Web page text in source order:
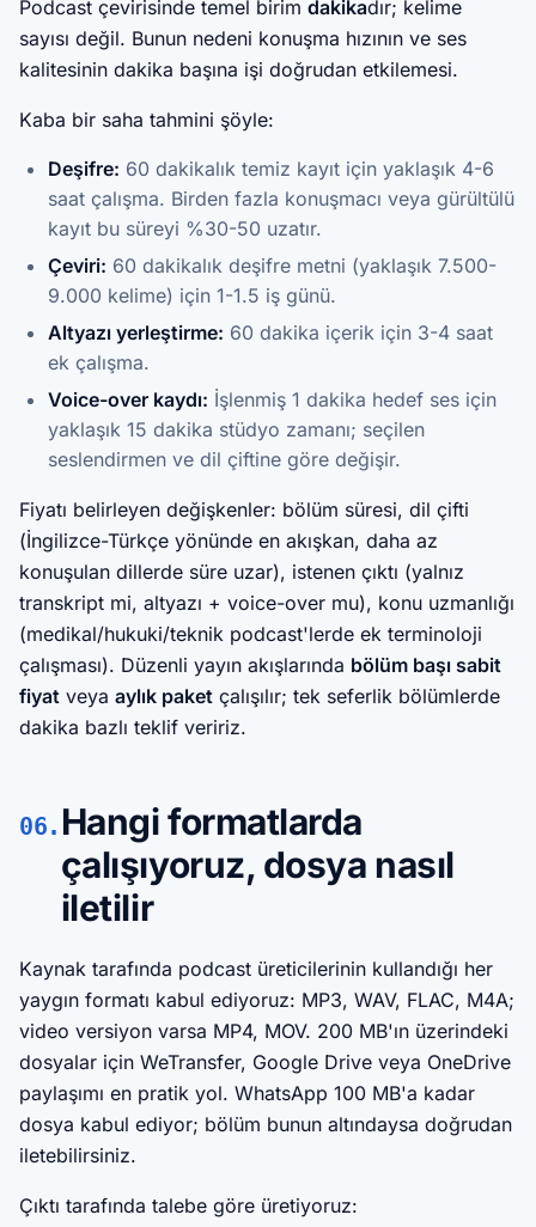
Podcast çevirisinde temel birim dakikadır; kelime
sayısı değil. Bunun nedeni konuşma hızının ve ses
kalitesinin dakika başına işi doğrudan etkilemesi.
Kaba bir saha tahmini şöyle:
Deşifre: 60 dakikalık temiz kayıt için yaklaşık 4-6
saat çalışma. Birden fazla konuşmacı veya gürültülü
kayıt bu süreyi %30-50 uzatır.
Çeviri: 60 dakikalık deşifre metni (yaklaşık 7.500-
9.000 kelime) için 1-1.5 iş günü.
Altyazı yerleştirme: 60 dakika içerik için 3-4 saat
ek çalışma.
Voice-over kaydı: İşlenmiş 1 dakika hedef ses için
yaklaşık 15 dakika stüdyo zamanı; seçilen
seslendirmen ve dil çiftine göre değişir.
Fiyatı belirleyen değişkenler: bölüm süresi, dil çifti
(İngilizce-Türkçe yönünde en akışkan, daha az
konuşulan dillerde süre uzar), istenen çıktı (yalnız
transkript mi, altyazı + voice-over mu), konu uzmanlığı
(medikal/hukuki/teknik podcast'lerde ek terminoloji
çalışması). Düzenli yayın akışlarında bölüm başı sabit
fiyat veya aylık paket çalışılır; tek seferlik bölümlerde
dakika bazlı teklif veririz.
06. Hangi formatlarda
çalışıyoruz, dosya nasıl
iletilir
Kaynak tarafında podcast üreticilerinin kullandığı her
yaygın formatı kabul ediyoruz: MP3, WAV, FLAC, M4A;
video versiyon varsa MP4, MOV. 200 MB'ın üzerindeki
dosyalar için WeTransfer, Google Drive veya OneDrive
paylaşımı en pratik yol. WhatsApp 100 MB'a kadar
dosya kabul ediyor; bölüm bunun altındaysa doğrudan
iletebilirsiniz.
Çıktı tarafında talebe göre üretiyoruz: